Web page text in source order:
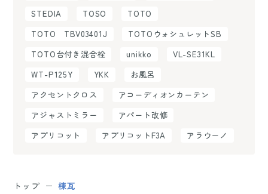
STEDIA
TOSO
TOTO
TOTO TBV03401J
TOTOウォシュレットSB
TOTO台付き混合栓
unikko
VL-SE31KL
WT-P125Y
YKK
お風呂
アクセントクロス
アコーディオンカーテン
アジャストミラー
アパート改修
アプリコット
アプリコットF3A アラウーノ
トップ 棟瓦